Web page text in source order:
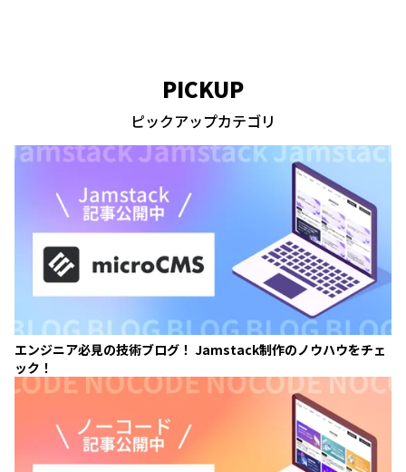
PICKUP
ピックアップカテゴリ
エンジニア必見の技術ブログ！ Jamstack制作のノウハウをチェ
ック！